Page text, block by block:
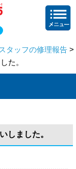
スタッフの修理報告 >
た。
しました。